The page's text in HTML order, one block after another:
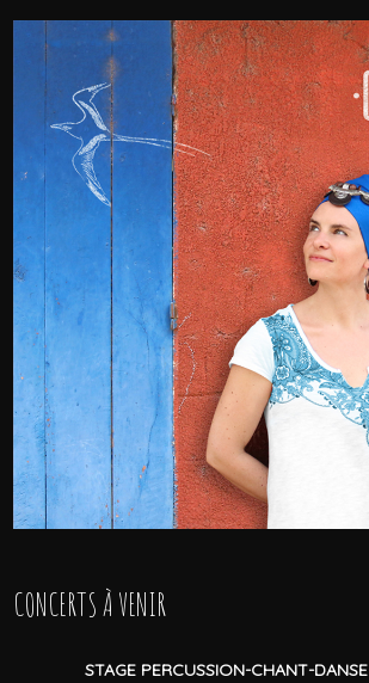
CONCERTS À VENIR
STAGE PERCUSSION-CHANT-DANSE